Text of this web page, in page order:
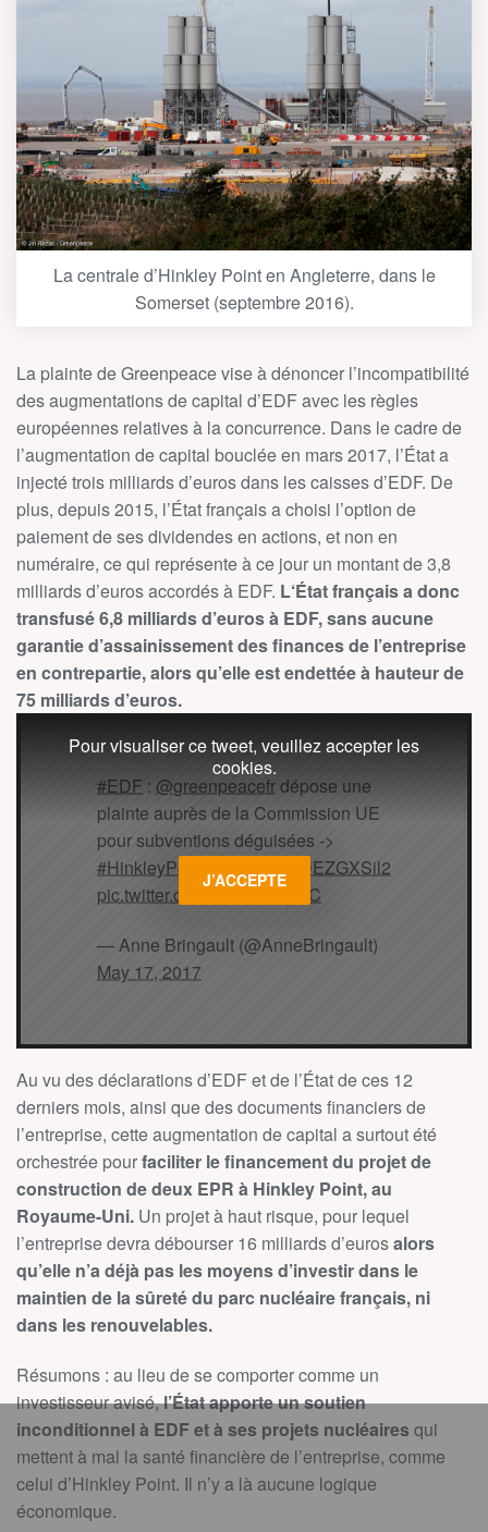
La centrale d’Hinkley Point en Angleterre, dans le
Somerset (septembre 2016).
La plainte de Greenpeace vise à dénoncer l’incompatibilité
des augmentations de capital d’EDF avec les règles
européennes relatives à la concurrence. Dans le cadre de
l’augmentation de capital bouclée en mars 2017, l’Étata
injecté trois milliards d’euros dans les caisses d’EDF. De
plus, depuis 2015, l’Étatfrançais a choisi l’option de
paiement de ses dividendes en actions, et non en
numéraire, ce qui représente à ce jour un montant de 3,8
milliards d’euros accordés à EDF. L‘Étatfrançais a donc
transfusé 6,8 milliards d’euros à EDF, sans aucune
garantie d’assainissement des finances de l’entreprise
en contrepartie, alors qu’elle est endettée à hauteur de
75 milliards d’euros.
#EDF : @greenpeacefrdépose une
plainte auprès de la Commission UE
pour subventions déguisées ->
#HinkleyPoint
https://t.co/ADEZGXSil2
pic.twitter.com/7KJEdbDymC
— Anne Bringault (@AnneBringault)
May 17, 2017
Pour visualiser ce tweet, veuillez accepter les
cookies.
J’ACCEPTE
Au vu des déclarations d’EDF et de l’État de ces 12
derniers mois, ainsi que des documents financiers de
l’entreprise, cette augmentation de capital a surtout été
orchestrée pourfaciliter le financement du projet de
construction de deux EPR à Hinkley Point, au
Royaume-Uni. Un projet à haut risque, pour lequel
l’entreprise devra débourser 16 milliards d’eurosalors
qu’elle n’a déjà pas les moyens d’investir dans le
maintien de la sûreté du parc nucléaire français, ni
dans les renouvelables.
Résumons : au lieu de se comporter comme un
investisseur avisé,l’Étatapporte un soutien
inconditionnel à EDF et à ses projets nucléaires qui
mettent à mal la santé financière de l’entreprise, comme
celui d’Hinkley Point. Il n’y a là aucune logique
économique.